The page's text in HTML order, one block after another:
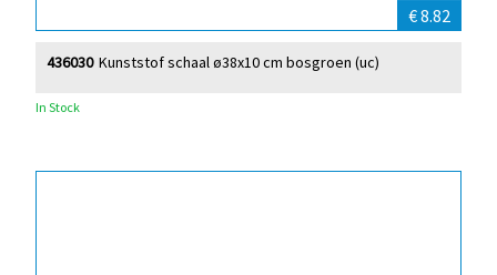
€ 8.82
Kunststof schaal ø38x10 cm bosgroen (uc)
436030
In Stock